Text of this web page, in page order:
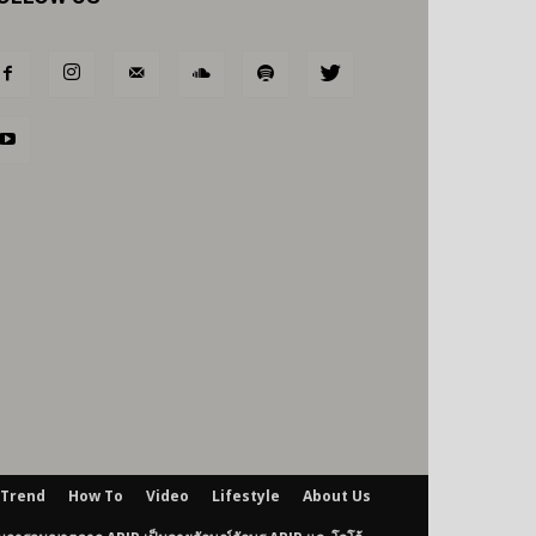
Trend How To Video Lifestyle About Us